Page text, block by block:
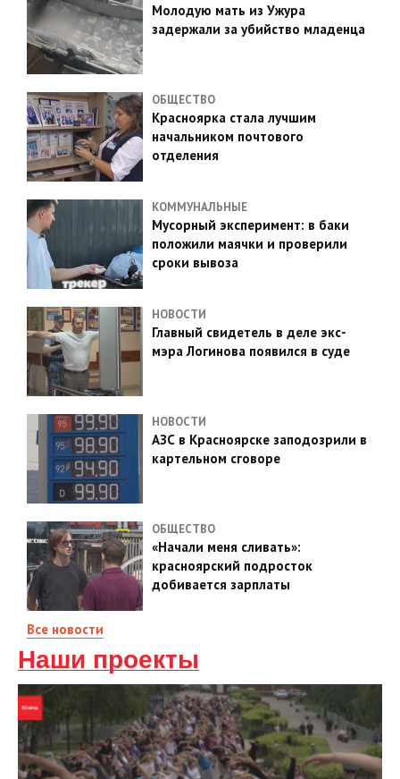
Молодую мать из Ужура
задержали за убийство младенца
ОБЩЕСТВО
Красноярка стала лучшим
начальником почтового
отделения
КОММУНАЛЬНЫЕ
Мусорный эксперимент: в баки
положили маячки и проверили
сроки вывоза
НОВОСТИ
Главный свидетель в деле экс-
мэра Логинова появился в суде
НОВОСТИ
АЗС в Красноярске заподозрили в
картельном сговоре
ОБЩЕСТВО
«Начали меня сливать»:
красноярский подросток
добивается зарплаты
Все новости
Наши проекты